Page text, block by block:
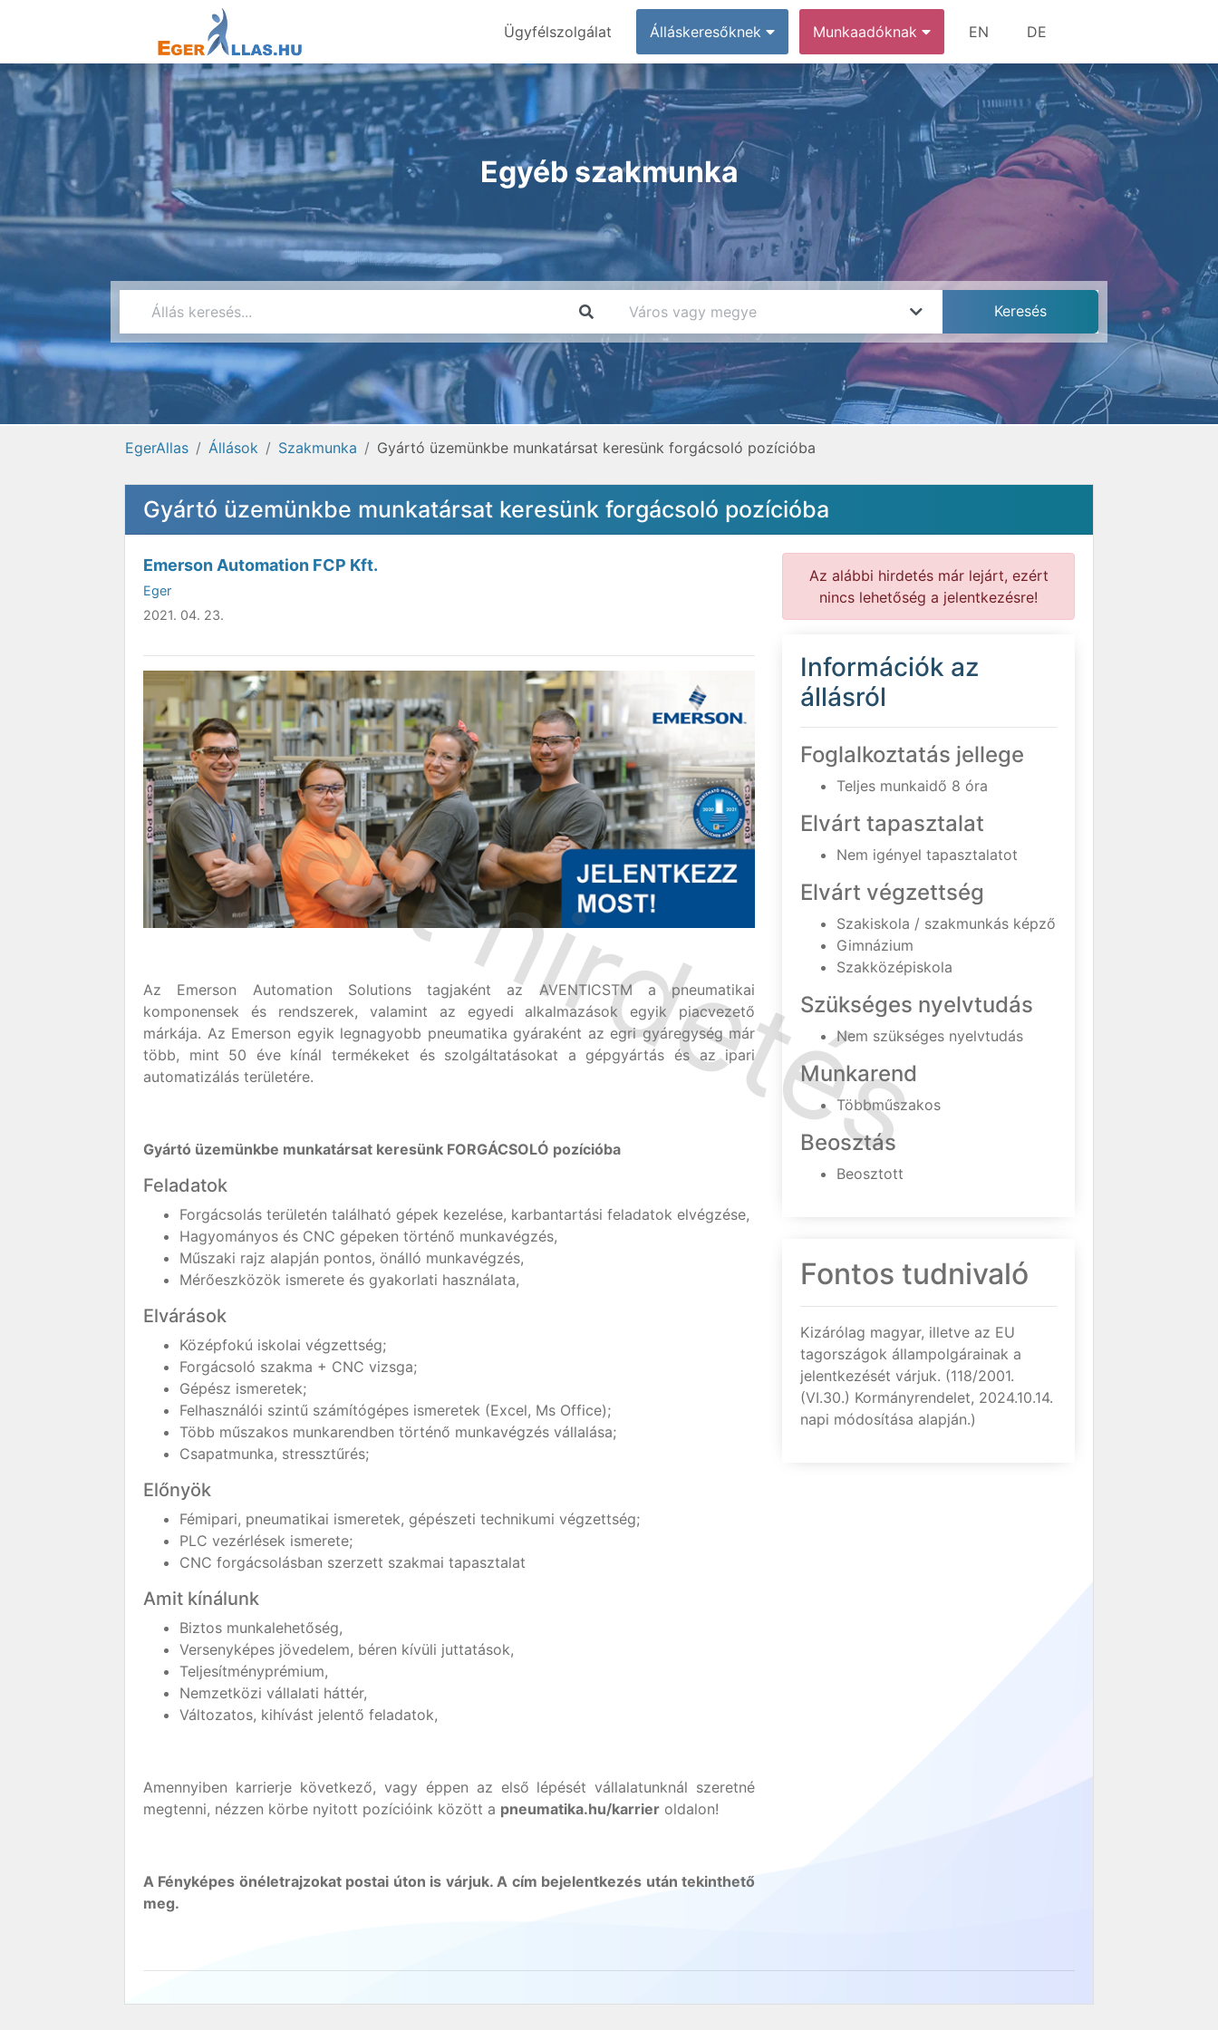
Ügyfélszolgálat Álláskeresőknek Munkaadóknak EN DE
Egyéb szakmunka
EgerAllas Állások Szakmunka Gyártó üzemünkbe munkatársat keresünk forgácsoló pozícióba
Gyártó üzemünkbe munkatársat keresünk forgácsoló pozícióba
Emerson Automation FCP Kft.
Eger
2021. 04. 23.
Az Emerson Automation Solutions tagjaként az AVENTICSTM a pneumatikai
komponensek és rendszerek, valamint az egyedi alkalmazások egyik piacvezető
márkája. Az Emerson egyik legnagyobb pneumatika gyáraként az egri gyáregység már
több, mint 50 éve kínál termékeket és szolgáltatásokat a gépgyártás és az ipari
automatizálás területére.
Gyártó üzemünkbe munkatársat keresünk FORGÁCSOLÓ pozícióba
Feladatok
Forgácsolás területén található gépek kezelése, karbantartási feladatok elvégzése,
Hagyományos és CNC gépeken történő munkavégzés,
Műszaki rajz alapján pontos, önálló munkavégzés,
Mérőeszközök ismerete és gyakorlati használata,
Elvárások
Középfokú iskolai végzettség;
Forgácsoló szakma + CNC vizsga;
Gépész ismeretek;
Felhasználói szintű számítógépes ismeretek (Excel, Ms Office);
Több műszakos munkarendben történő munkavégzés vállalása;
Csapatmunka, stressztűrés;
Előnyök
Fémipari, pneumatikai ismeretek, gépészeti technikumi végzettség;
PLC vezérlések ismerete;
CNC forgácsolásban szerzett szakmai tapasztalat
Amit kínálunk
Biztos munkalehetőség,
Versenyképes jövedelem, béren kívüli juttatások,
Teljesítményprémium,
Nemzetközi vállalati háttér,
Változatos, kihívást jelentő feladatok,
Amennyiben karrierje következő, vagy éppen az első lépését vállalatunknál szeretné
megtenni, nézzen körbe nyitott pozícióink között a pneumatika.hu/karrier oldalon!
A Fényképes önéletrajzokat postai úton is várjuk. A cím bejelentkezés után tekinthető
meg.
Az alábbi hirdetés már lejárt, ezért
nincs lehetőség a jelentkezésre!
Információk az
állásról
Foglalkoztatás jellege
Teljes munkaidő 8 óra
Elvárt tapasztalat
Nem igényel tapasztalatot
Elvárt végzettség
Szakiskola / szakmunkás képző
Gimnázium
Szakközépiskola
Szükséges nyelvtudás
Nem szükséges nyelvtudás
Munkarend
Többműszakos
Beosztás
Beosztott
Fontos tudnivaló
Kizárólag magyar, illetve az EU
tagországok állampolgárainak a
jelentkezését várjuk. (118/2001.
(VI.30.) Kormányrendelet, 2024.10.14.
napi módosítása alapján.)